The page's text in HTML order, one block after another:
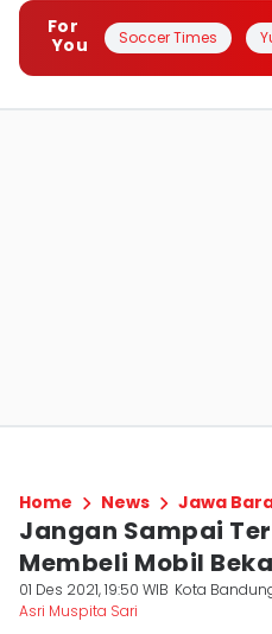
For
You
Soccer Times
Home News Jawa
Jangan Sampai
Membeli Mobil
01 Des 2021, 19:50 WIB Kota
Asri Muspita Sari